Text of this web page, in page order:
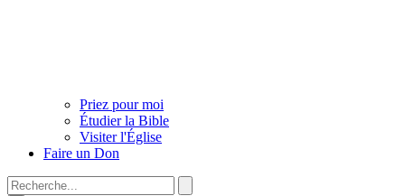
Priez pour moi
Étudier la Bible
Visiter l'Église
Faire un Don